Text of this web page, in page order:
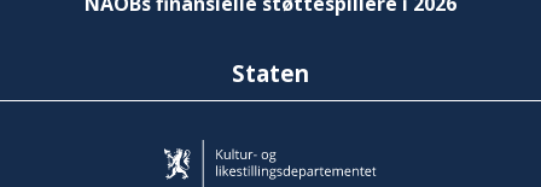
Staten